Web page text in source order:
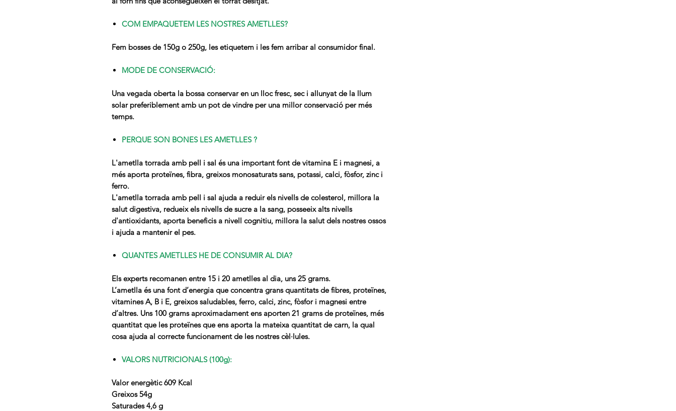
COM EMPAQUETEM LES NOSTRES AMETLLES?
Fem bosses de 150g o 250g, les etiquetem i les fem arribar al consumidor final.
MODE DE CONSERVACIÓ:
Una vegada oberta la bossa conservar en un lloc fresc, sec i allunyat de la llum
solar preferiblement amb un pot de vindre per una millor conservació per més
temps.
PERQUE SON BONES LES AMETLLES ?
L'ametlla torrada amb pell i sal és una important font de vitamina E i magnesi, a
més aporta proteïnes, fibra, greixos monosaturats sans, potassi, calci, fòsfor, zinc i
ferro.
L'ametlla torrada amb pell i sal ajuda a reduir els nivells de colesterol, millora la
salut digestiva, redueix els nivells de sucre a la sang, posseeix alts nivells
d'antioxidants, aporta beneficis a nivell cognitiu, millora la salut dels nostres ossos
i ajuda a mantenir el pes.
QUANTES AMETLLES HE DE CONSUMIR AL DIA?
Els experts recomanen entre 15 i 20 ametlles al dia, uns 25 grams.
L’ametlla és una font d’energia que concentra grans quantitats de fibres, proteïnes,
vitamines A, B i E, greixos saludables, ferro, calci, zinc, fòsfor i magnesi entre
d’altres. Uns 100 grams aproximadament ens aporten 21 grams de proteïnes, més
quantitat que les proteïnes que ens aporta la mateixa quantitat de carn, la qual
cosa ajuda al correcte funcionament de les nostres cèl·lules.
VALORS NUTRICIONALS (100g):
Valor energètic 609 Kcal
Greixos 54g
Saturades 4,6 g